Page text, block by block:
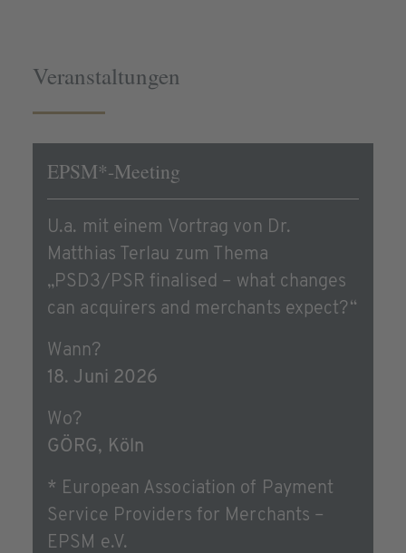
Veranstaltungen
EPSM*-Meeting
U.a. mit einem Vortrag von Dr.
Matthias Terlau zum Thema
„PSD3/PSR finalised – what changes
can acquirers and merchants expect?“
Wann?
18. Juni 2026
Wo?
GÖRG, Köln
* European Association of Payment
Service Providers for Merchants –
EPSM e.V.